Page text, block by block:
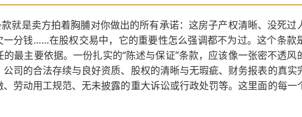
就是卖方拍着胸脯对你做出的所有承诺：这房子产权清晰、没死过
分钱……在股权交易中，它的重要性怎么强调都不为过。这个条款
最主要依据。一份扎实的“陈述与保证”条款，应该像一张密不透风
司的合法存续与良好资质、股权的清晰与无瑕疵、财务报表的真实
劳动用工规范、无未披露的重大诉讼或行政处罚等。这里面的每一